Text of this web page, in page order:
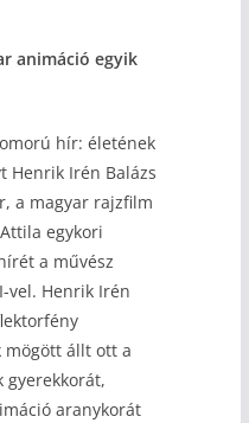
animáció egyik
hír: életének
Henrik Irén Balázs
a magyar rajzfilm
egykori
a művész
vel. Henrik Irén
mögött állt ott a
gyerekkorát,
aranykorát